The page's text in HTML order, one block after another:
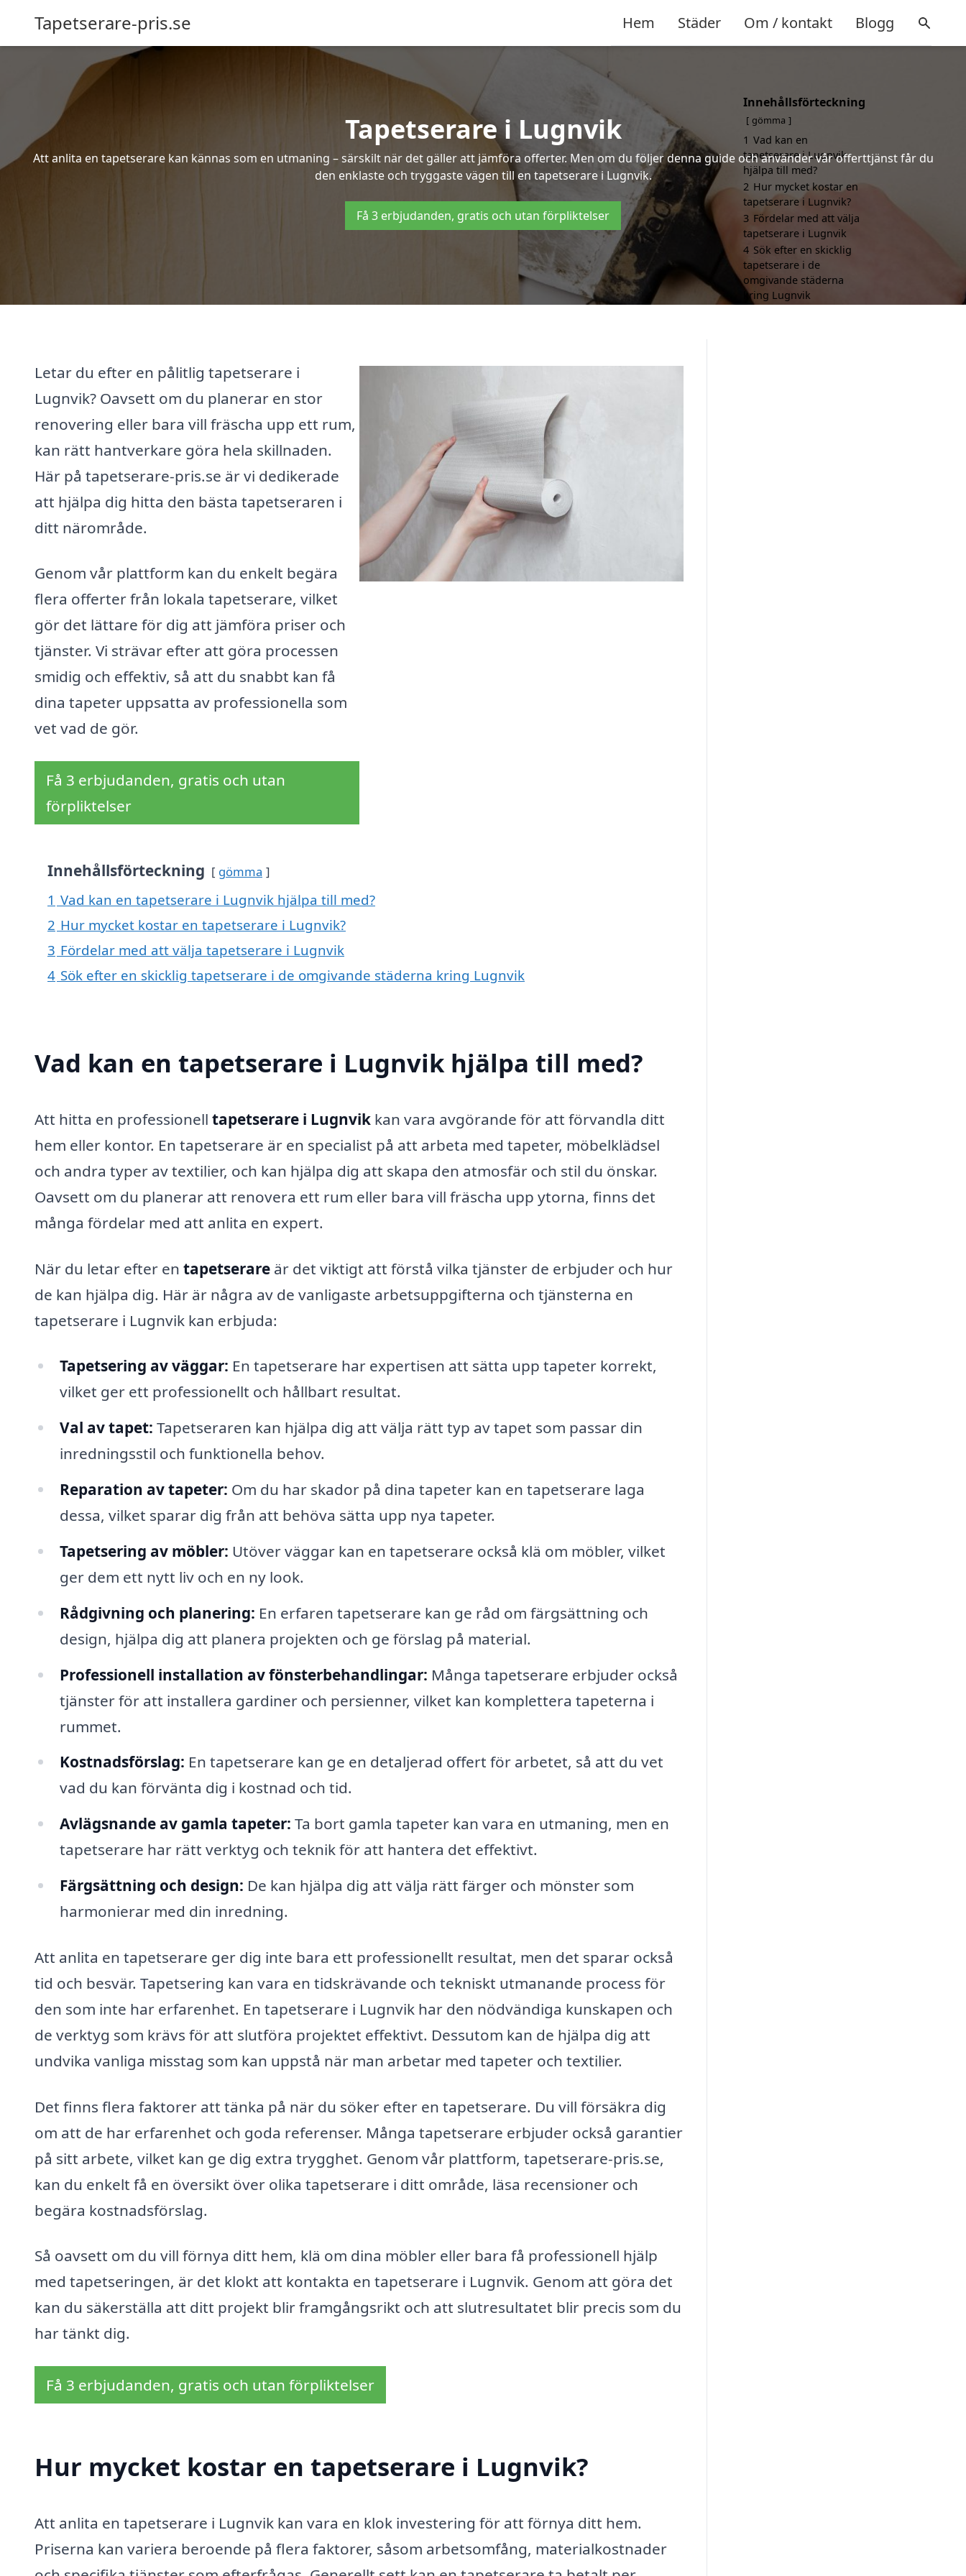
Tapetserare-pris.se Hem Städer Om / kontakt Blogg
Tapetserare i Lugnvik
Att anlita en tapetserare kan kännas som en utmaning – särskilt när det gäller att jämföra offerter. Men om du följer denna guide och använder vår offerttjänst får du
den enklaste och tryggaste vägen till en tapetserare i Lugnvik.
Få 3 erbjudanden, gratis och utan förpliktelser
Letar du efter en pålitlig tapetserare i
Lugnvik? Oavsett om du planerar en stor
renovering eller bara vill fräscha upp ett rum,
kan rätt hantverkare göra hela skillnaden.
Här på tapetserare-pris.se är vi dedikerade
att hjälpa dig hitta den bästa tapetseraren i
ditt närområde.
Genom vår plattform kan du enkelt begära
flera offerter från lokala tapetserare, vilket
gör det lättare för dig att jämföra priser och
tjänster. Vi strävar efter att göra processen
smidig och effektiv, så att du snabbt kan få
dina tapeter uppsatta av professionella som
vet vad de gör.
Få 3 erbjudanden, gratis och utan
förpliktelser
Innehållsförteckning gömma
1 Vad kan en tapetserare i Lugnvik hjälpa till med?
2 Hur mycket kostar en tapetserare i Lugnvik?
3 Fördelar med att välja tapetserare i Lugnvik
4 Sök efter en skicklig tapetserare i de omgivande städerna kring Lugnvik
Vad kan en tapetserare i Lugnvik hjälpa till med?
Att hitta en professionell tapetserare i Lugnvik kan vara avgörande för att förvandla ditt
hem eller kontor. En tapetserare är en specialist på att arbeta med tapeter, möbelklädsel
och andra typer av textilier, och kan hjälpa dig att skapa den atmosfär och stil du önskar.
Oavsett om du planerar att renovera ett rum eller bara vill fräscha upp ytorna, finns det
många fördelar med att anlita en expert.
När du letar efter en tapetserare är det viktigt att förstå vilka tjänster de erbjuder och hur
de kan hjälpa dig. Här är några av de vanligaste arbetsuppgifterna och tjänsterna en
tapetserare i Lugnvik kan erbjuda:
Tapetsering av väggar: En tapetserare har expertisen att sätta upp tapeter korrekt,
vilket ger ett professionellt och hållbart resultat.
Val av tapet: Tapetseraren kan hjälpa dig att välja rätt typ av tapet som passar din
inredningsstil och funktionella behov.
Reparation av tapeter: Om du har skador på dina tapeter kan en tapetserare laga
dessa, vilket sparar dig från att behöva sätta upp nya tapeter.
Tapetsering av möbler: Utöver väggar kan en tapetserare också klä om möbler, vilket
ger dem ett nytt liv och en ny look.
Rådgivning och planering: En erfaren tapetserare kan ge råd om färgsättning och
design, hjälpa dig att planera projekten och ge förslag på material.
Professionell installation av fönsterbehandlingar: Många tapetserare erbjuder också
tjänster för att installera gardiner och persienner, vilket kan komplettera tapeterna i
rummet.
Kostnadsförslag: En tapetserare kan ge en detaljerad offert för arbetet, så att du vet
vad du kan förvänta dig i kostnad och tid.
Avlägsnande av gamla tapeter: Ta bort gamla tapeter kan vara en utmaning, men en
tapetserare har rätt verktyg och teknik för att hantera det effektivt.
Färgsättning och design: De kan hjälpa dig att välja rätt färger och mönster som
harmonierar med din inredning.
Att anlita en tapetserare ger dig inte bara ett professionellt resultat, men det sparar också
tid och besvär. Tapetsering kan vara en tidskrävande och tekniskt utmanande process för
den som inte har erfarenhet. En tapetserare i Lugnvik har den nödvändiga kunskapen och
de verktyg som krävs för att slutföra projektet effektivt. Dessutom kan de hjälpa dig att
undvika vanliga misstag som kan uppstå när man arbetar med tapeter och textilier.
Det finns flera faktorer att tänka på när du söker efter en tapetserare. Du vill försäkra dig
om att de har erfarenhet och goda referenser. Många tapetserare erbjuder också garantier
på sitt arbete, vilket kan ge dig extra trygghet. Genom vår plattform, tapetserare-pris.se,
kan du enkelt få en översikt över olika tapetserare i ditt område, läsa recensioner och
begära kostnadsförslag.
Så oavsett om du vill förnya ditt hem, klä om dina möbler eller bara få professionell hjälp
med tapetseringen, är det klokt att kontakta en tapetserare i Lugnvik. Genom att göra det
kan du säkerställa att ditt projekt blir framgångsrikt och att slutresultatet blir precis som du
har tänkt dig.
Få 3 erbjudanden, gratis och utan förpliktelser
Hur mycket kostar en tapetserare i Lugnvik?
Att anlita en tapetserare i Lugnvik kan vara en klok investering för att förnya ditt hem.
Priserna kan variera beroende på flera faktorer, såsom arbetsomfång, materialkostnader
Innehållsförteckning
gömma
1 Vad kan en
tapetserare i Lugnvik
hjälpa till med?
2 Hur mycket kostar en
tapetserare i Lugnvik?
3 Fördelar med att välja
tapetserare i Lugnvik
4 Sök efter en skicklig
tapetserare i de
omgivande städerna
kring Lugnvik